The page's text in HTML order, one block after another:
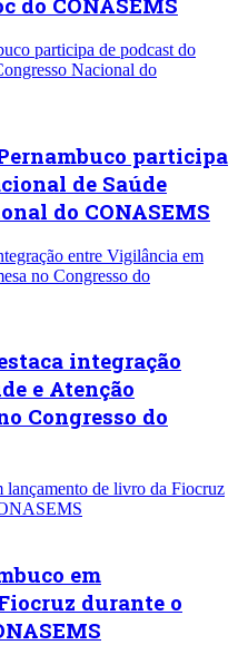
participa
de Saúde
do CONASEMS
integração
e Atenção
Congresso do
em
durante o